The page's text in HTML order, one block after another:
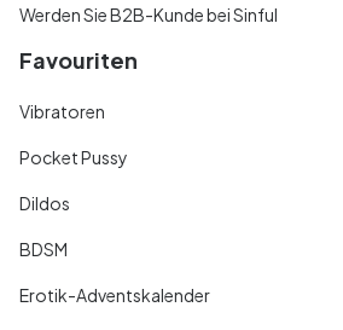
Werden Sie B2B-Kunde bei Sinful
Favouriten
Vibratoren
Pocket Pussy
Dildos
BDSM
Erotik-Adventskalender